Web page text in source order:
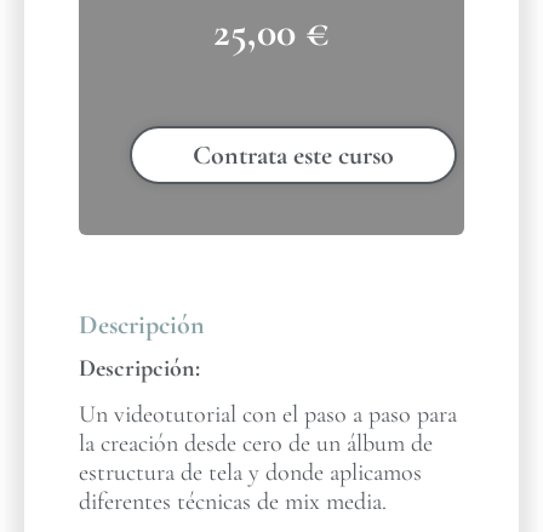
25,00 €
Contrata este curso
Descripción
Descripción:
Un videotutorial con el paso a paso para
la creación desde cero de un álbum de
estructura de tela y donde aplicamos
diferentes técnicas de mix media.